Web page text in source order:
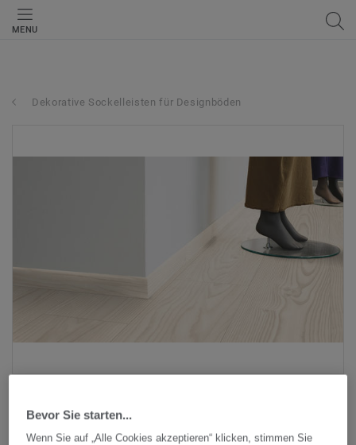
MENU
Dekorative Sockelleisten für Designböden
Bevor Sie starten...
Wenn Sie auf „Alle Cookies akzeptieren“ klicken, stimmen Sie